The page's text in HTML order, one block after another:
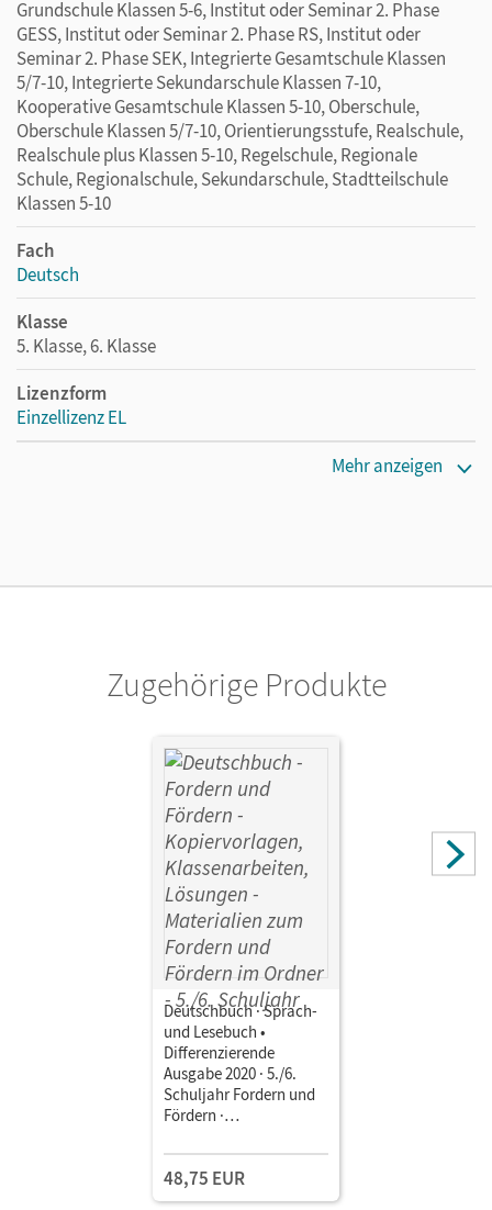
Grundschule Klassen 5-6, Institut oder Seminar 2. Phase
GESS, Institut oder Seminar 2. Phase RS, Institut oder
Seminar 2. Phase SEK, Integrierte Gesamtschule Klassen
5/7-10, Integrierte Sekundarschule Klassen 7-10,
Kooperative Gesamtschule Klassen 5-10, Oberschule,
Oberschule Klassen 5/7-10, Orientierungsstufe, Realschule,
Realschule plus Klassen 5-10, Regelschule, Regionale
Schule, Regionalschule, Sekundarschule, Stadtteilschule
Klassen 5-10
Fach
Deutsch
Klasse
5. Klasse, 6. Klasse
Lizenzform
Einzellizenz EL
Mehr anzeigen
Zugehörige Produkte
Deutschbuch · Sprach-
und Lesebuch •
Differenzierende
Ausgabe 2020 · 5./6.
Schuljahr Fordern und
Fördern ·
Klassenarbeiten,
Lösungen • Materialien
zum Fordern und
48,75 EUR